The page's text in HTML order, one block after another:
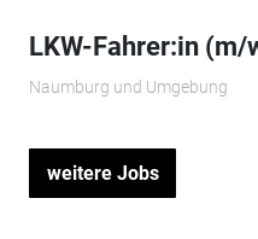
LKW-Fahrer:in (m/
Naumburg und Umgebung
weitere Jobs